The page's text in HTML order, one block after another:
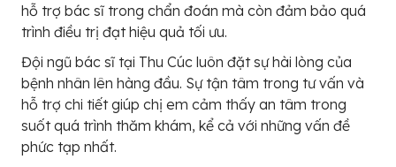
hỗ trợ bác sĩ trong chẩn đoán mà còn đảm bảo quá
trình điều trị đạt hiệu quả tối ưu.
Đội ngũ bác sĩ tại Thu Cúc luôn đặt sự hài lòng của
bệnh nhân lên hàng đầu. Sự tận tâm trong tư vấn và
hỗ trợ chi tiết giúp chị em cảm thấy an tâm trong
suốt quá trình thăm khám, kể cả với những vấn đề
phức tạp nhất.